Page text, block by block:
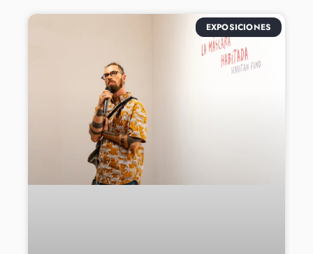
EXPOSICIONES